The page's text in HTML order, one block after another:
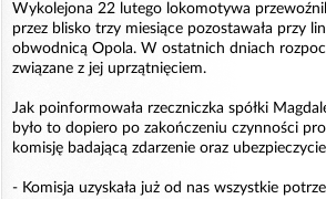
Wykolejona 22 lutego lokomotywa
przez blisko trzy miesiące pozostawała przy
obwodnicą Opola. W ostatnich dniach
związane z jej uprzątnięciem.
Jak poinformowała rzeczniczka spółki
było to dopiero po zakończeniu czynności
komisję badającą zdarzenie oraz
- Komisja uzyskała już od nas wszystkie